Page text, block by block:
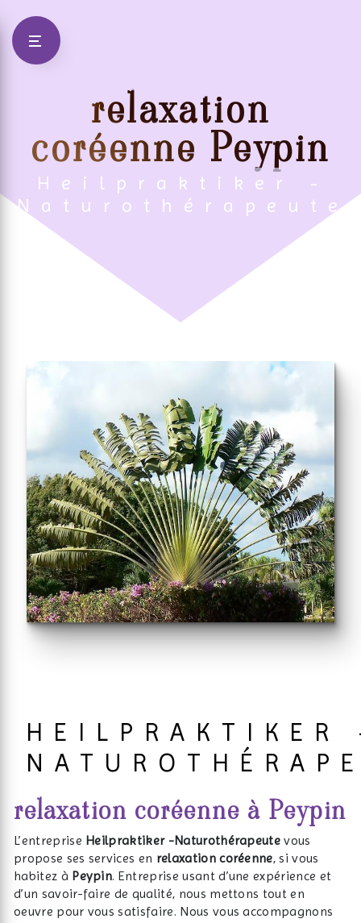
relaxation
coréenne Peypin
Heilpraktiker -
Naturothérapeute
HEILPRAKTIKER
relaxation coréenne à Peypin
L’entreprise Heilpraktiker -Naturothérapeute vous
propose ses services en relaxation coréenne, si vous
habitez à Peypin. Entreprise usant d’une expérience et
d’un savoir-faire de qualité, nous mettons tout en
oeuvre pour vous satisfaire. Nous vous accompagnons